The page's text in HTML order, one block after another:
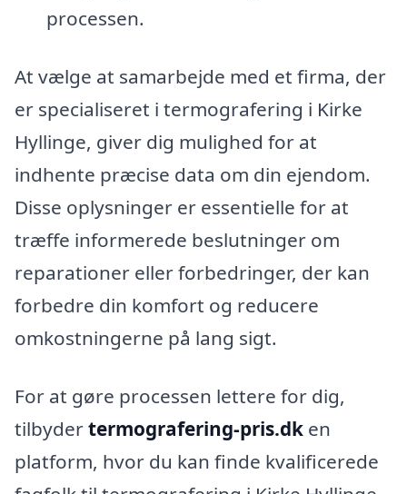
processen.
At vælge at samarbejde med et firma, der
er specialiseret i termografering i Kirke
Hyllinge, giver dig mulighed for at
indhente præcise data om din ejendom.
Disse oplysninger er essentielle for at
træffe informerede beslutninger om
reparationer eller forbedringer, der kan
forbedre din komfort og reducere
omkostningerne på lang sigt.
For at gøre processen lettere for dig,
tilbydertermografering-pris.dk en
platform, hvor du kan finde kvalificerede